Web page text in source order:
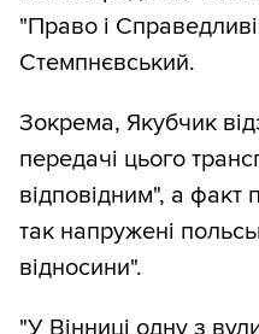
"Право і
Стемпнєвський.
Зокрема, Якубчик
передачі цього
відповідним", а факт
так напружені
відносини".
"У Вінниці одну з